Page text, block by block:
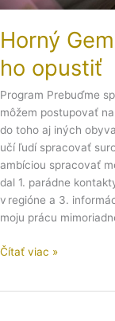
Horný
ho opustiť
Program Prebuďme
môžem postupovať
do toho aj iných
učí ľudí spracovať
ambíciou spracovať
dal 1. parádne
v regióne a 3.
moju prácu
Čítať viac »